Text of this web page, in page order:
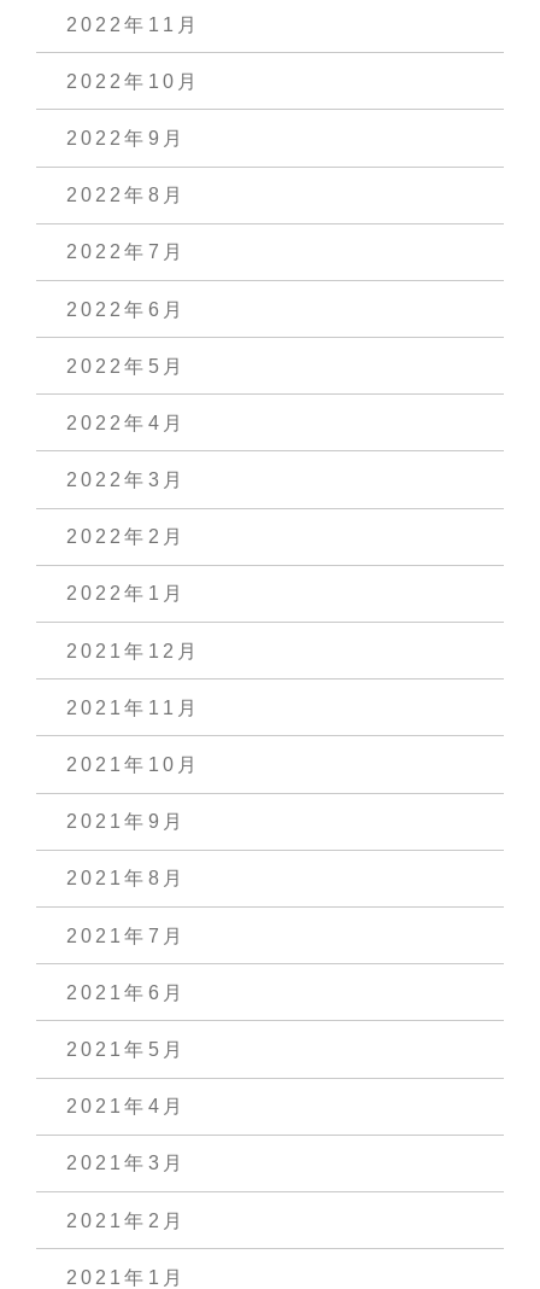
2022年11月
2022年10月
2022年9月
2022年8月
2022年7月
2022年6月
2022年5月
2022年4月
2022年3月
2022年2月
2022年1月
2021年12月
2021年11月
2021年10月
2021年9月
2021年8月
2021年7月
2021年6月
2021年5月
2021年4月
2021年3月
2021年2月
2021年1月